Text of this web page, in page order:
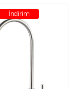
İndirim